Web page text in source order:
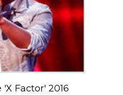
Factor' 2016